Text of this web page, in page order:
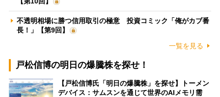
不透明相場に勝つ信用取引の極意 投資コミック「俺がカブ番
長！」【第9回】
一覧を見る
戸松信博の明日の爆騰株を探せ！
【戸松信博氏「明日の爆騰株」を探せ】トーメン
デバイス：サムスンを通じて世界のAIメモリ需